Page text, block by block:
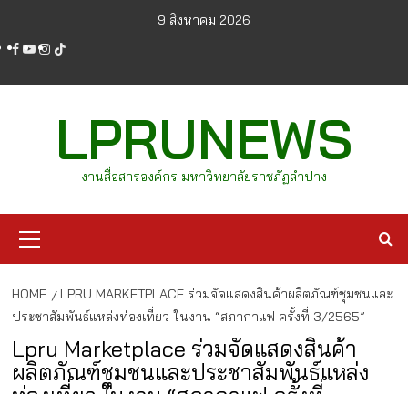
content
9 สิงหาคม 2026
facebook
youtube
instagram
tiktok
LPRUNEWS
งานสื่อสารองค์กร มหาวิทยาลัยราชภัฏลำปาง
Menu
HOME
LPRU MARKETPLACE ร่วมจัดแสดงสินค้าผลิตภัณฑ์ชุมชนและ
ประชาสัมพันธ์แหล่งท่องเที่ยว ในงาน “สภากาแฟ ครั้งที่ 3/2565”
Lpru Marketplace ร่วมจัดแสดงสินค้า
ผลิตภัณฑ์ชุมชนและประชาสัมพันธ์แหล่ง